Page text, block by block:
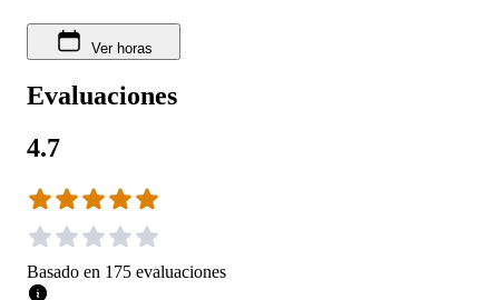
Ver horas
Evaluaciones
4.7
Basado en 175 evaluaciones